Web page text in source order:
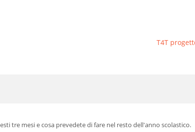
T4T
tre mesi e cosa prevedete di fare nel resto dell'anno scolastico.